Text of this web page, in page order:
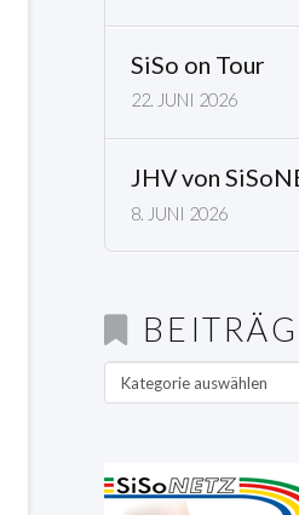
SiSo on Tour
22. JUNI 2026
JHV von
8. JUNI 2026
Beiträge